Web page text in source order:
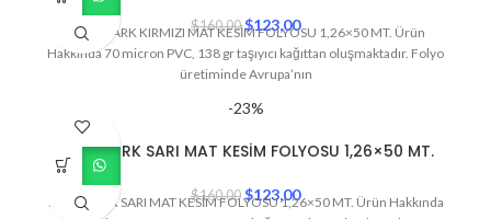
$160,00 $123,00
SOFTMARK KIRMIZI MAT KESİM FOLYOSU 1,26×50 MT. Ürün
Hakkında 70 micron PVC, 138 gr taşıyıcı kağıttan oluşmaktadır. Folyo
üretiminde Avrupa’nın
-23%
SOFTMARK SARI MAT KESİM FOLYOSU 1,26×50 MT.
$160,00 $123,00
SOFTMARK SARI MAT KESİM FOLYOSU 1,26×50 MT. Ürün Hakkında